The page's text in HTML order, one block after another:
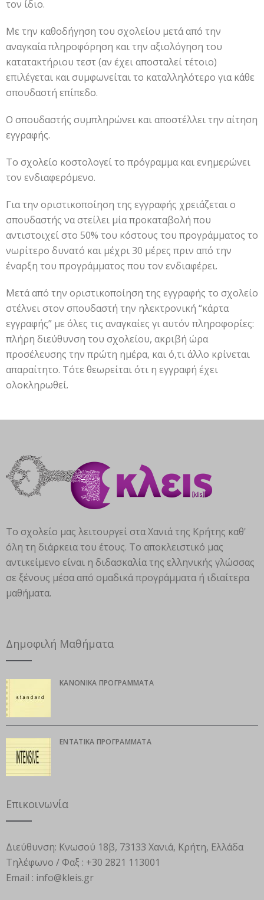
τον ίδιο.
Με την καθοδήγηση του σχολείου μετά από την
αναγκαία πληροφόρηση και την αξιολόγηση του
κατατακτήριου τεστ (αν έχει αποσταλεί τέτοιο)
επιλέγεται και συμφωνείται το καταλληλότερο για κάθε
σπουδαστή επίπεδο.
Ο σπουδαστής συμπληρώνει και αποστέλλει την αίτηση
εγγραφής.
Το σχολείο κοστολογεί το πρόγραμμα και ενημερώνει
τον ενδιαφερόμενο.
Για την οριστικοποίηση της εγγραφής χρειάζεται ο
σπουδαστής να στείλει μία προκαταβολή που
αντιστοιχεί στο 50% του κόστους του προγράμματος το
νωρίτερο δυνατό και μέχρι 30 μέρες πριν από την
έναρξη του προγράμματος που τον ενδιαφέρει.
Μετά από την οριστικοποίηση της εγγραφής το σχολείο
στέλνει στον σπουδαστή την ηλεκτρονική “κάρτα
εγγραφής” με όλες τις αναγκαίες γι αυτόν πληροφορίες:
πλήρη διεύθυνση του σχολείου, ακριβή ώρα
προσέλευσης την πρώτη ημέρα, και ό,τι άλλο κρίνεται
απαραίτητο. Τότε θεωρείται ότι η εγγραφή έχει
ολοκληρωθεί.
Το σχολείο μας λειτουργεί στα Χανιά της Κρήτης καθ'
όλη τη διάρκεια του έτους. Το αποκλειστικό μας
αντικείμενο είναι η διδασκαλία της ελληνικής γλώσσας
σε ξένους μέσα από ομαδικά προγράμματα ή ιδιαίτερα
μαθήματα.
Δημοφιλή Μαθήματα
ΚΑΝΟΝΙΚΆ ΠΡΟΓΡΆΜΜΑΤΑ
ΕΝΤΑΤΙΚΆ ΠΡΟΓΡΆΜΜΑΤΑ
Επικοινωνία
Διεύθυνση: Κνωσού 18β, 73133 Χανιά, Κρήτη, Ελλάδα
Τηλέφωνο / Φαξ : +30 2821 113001
Email : info@kleis.gr